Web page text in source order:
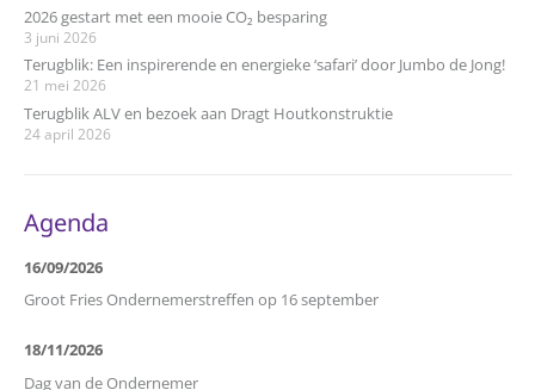
2026 gestart met een mooie CO₂ besparing
3 juni 2026
Terugblik: Een inspirerende en energieke ‘safari’ door Jumbo de Jong!
21 mei 2026
Terugblik ALV en bezoek aan Dragt Houtkonstruktie
24 april 2026
Agenda
16/09/2026
Groot Fries Ondernemerstreffen op 16 september
18/11/2026
Dag van de Ondernemer